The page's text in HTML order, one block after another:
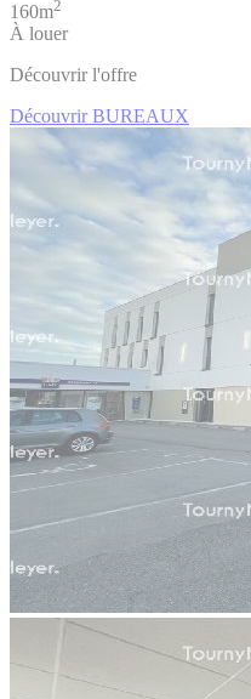
160m2
À louer
Découvrir l'offre
Découvrir BUREAUX